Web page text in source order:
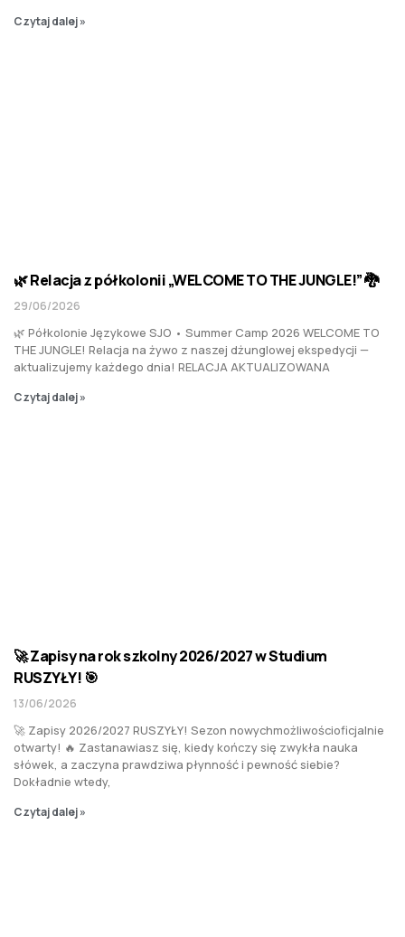
Czytaj dalej »
🌿 Relacja z półkolonii „WELCOME TO THE JUNGLE!” 🐉
29/06/2026
🌿 Półkolonie Językowe SJO • Summer Camp 2026 WELCOME TO
THE JUNGLE! Relacja na żywo z naszej dżunglowej ekspedycji —
aktualizujemy każdego dnia! RELACJA AKTUALIZOWANA
Czytaj dalej »
🚀 Zapisy na rok szkolny 2026/2027 w Studium
RUSZYŁY! 🎯
13/06/2026
🚀 Zapisy 2026/2027 RUSZYŁY! Sezon nowychmożliwościoficjalnie
otwarty! 🔥 Zastanawiasz się, kiedy kończy się zwykła nauka
słówek, a zaczyna prawdziwa płynność i pewność siebie?
Dokładnie wtedy,
Czytaj dalej »